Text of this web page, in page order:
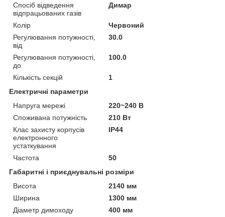
Спосіб відведення
відпрацьованих газів
Димар
Колір
Червоний
Регулювання потужності,
від
30.0
Регулювання потужності,
до
100.0
Кількість секцій
1
Електричні параметри
Напруга мережі
220~240 В
Споживана потужність
210 Вт
Клас захисту корпусів
електронного
устаткування
IP44
Частота
50
Габаритні і приєднувальні розміри
Висота
2140 мм
Ширина
1300 мм
Діаметр димоходу
400 мм